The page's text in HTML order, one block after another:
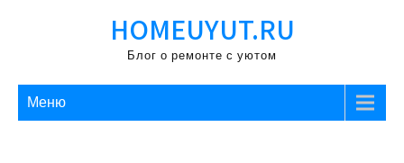
HOMEUYUT.RU
Блог о ремонте с уютом
Меню